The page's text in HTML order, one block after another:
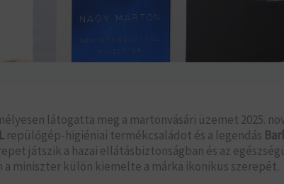
látogatta meg a martonvásári üzemet 2025.
repülőgép-higiéniai termékcsaládot és a legendás
játszik a hazai ellátásbiztonságban és az
miniszter külön kiemelte a márka ikonikus szerepét.